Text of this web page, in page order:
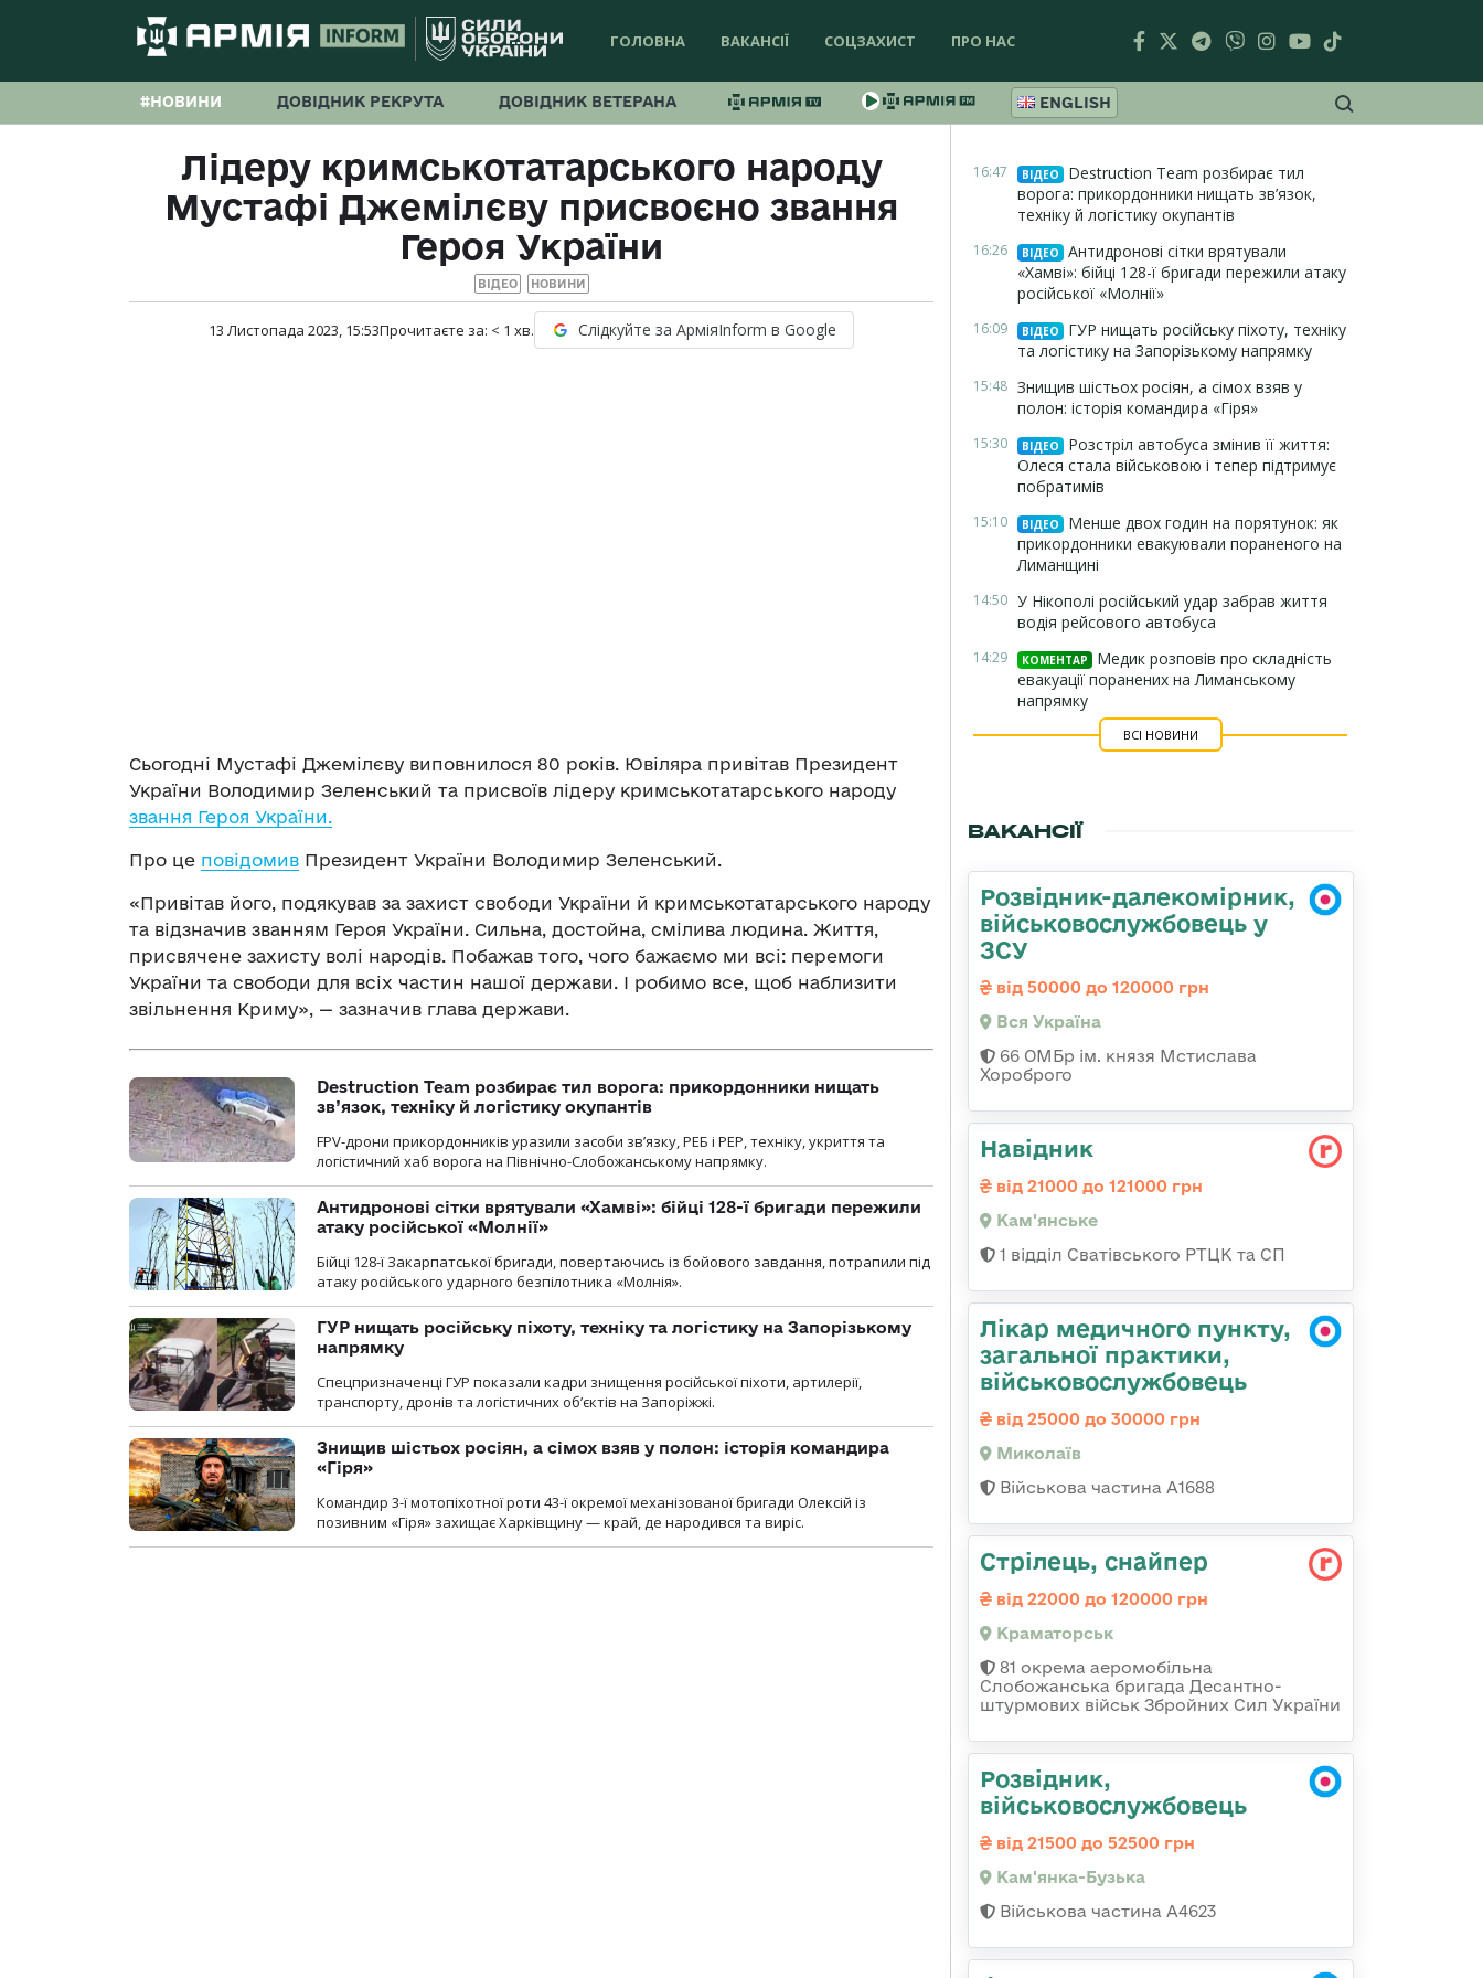
ГОЛОВНА ВАКАНСІЇ СОЦЗАХИСТ ПРО НАС
#НОВИНИ ДОВІДНИК РЕКРУТА ДОВІДНИК ВЕТЕРАНА ENGLISH
Лідеру кримськотатарського народу
Мустафі Джемілєву присвоєно звання
Героя України
ВІДЕО НОВИНИ
13 Листопада 2023, 15:53Прочитаєте за: < 1 хв. Слідкуйте за АрміяInform в Google
Сьогодні Мустафі Джемілєву виповнилося 80 років. Ювіляра привітав Президент
України Володимир Зеленський та присвоїв лідеру кримськотатарського народу
звання Героя України.
Про це повідомив Президент України Володимир Зеленський.
«Привітав його, подякував за захист свободи України й кримськотатарського народу
та відзначив званням Героя України. Сильна, достойна, смілива людина. Життя,
присвячене захисту волі народів. Побажав того, чого бажаємо ми всі: перемоги
України та свободи для всіх частин нашої держави. І робимо все, щоб наблизити
звільнення Криму», — зазначив глава держави.
Destruction Team розбирає тил ворога: прикордонники нищать
зв’язок, техніку й логістику окупантів
FPV-дрони прикордонників уразили засоби зв’язку, РЕБ і РЕР, техніку, укриття та
логістичний хаб ворога на Північно-Слобожанському напрямку.
Антидронові сітки врятували «Хамві»: бійці 128-ї бригади пережили
атаку російської «Молнії»
Бійці 128-ї Закарпатської бригади, повертаючись із бойового завдання, потрапили під
атаку російського ударного безпілотника «Молнія».
ГУР нищать російську піхоту, техніку та логістику на Запорізькому
напрямку
Спецпризначенці ГУР показали кадри знищення російської піхоти, артилерії,
транспорту, дронів та логістичних об’єктів на Запоріжжі.
Знищив шістьох росіян, а сімох взяв у полон: історія командира
«Гіря»
Командир 3-ї мотопіхотної роти 43-ї окремої механізованої бригади Олексій із
позивним «Гіря» захищає Харківщину — край, де народився та виріс.
16:47 ВІДЕО
Destruction Team розбирає тил
ворога: прикордонники нищать зв’язок,
техніку й логістику окупантів
16:26 ВІДЕО
Антидронові сітки врятували
«Хамві»: бійці 128-ї бригади пережили атаку
російської «Молнії»
16:09 ВІДЕО
ГУР нищать російську піхоту, техніку
та логістику на Запорізькому напрямку
15:48 Знищив шістьох росіян, а сімох взяв у
полон: історія командира «Гіря»
15:30 ВІДЕО
Розстріл автобуса змінив її життя:
Олеся стала військовою і тепер підтримує
побратимів
15:10 ВІДЕО
Менше двох годин на порятунок: як
прикордонники евакуювали пораненого на
Лиманщині
14:50 У Нікополі російський удар забрав життя
водія рейсового автобуса
14:29 КОМЕНТАР
Медик розповів про складність
евакуації поранених на Лиманському
напрямку
ВСІ НОВИНИ
ВАКАНСІЇ
Розвідник-далекомірник,
військовослужбовець у
ЗСУ
від 50000 до 120000 грн
Вся Україна
66 ОМБр ім. князя Мстислава
Хороброго
Навідник
від 21000 до 121000 грн
Кам'янське
1 відділ Сватівського РТЦК та СП
Лікар медичного пункту,
загальної практики,
військовослужбовець
від 25000 до 30000 грн
Миколаїв
Військова частина А1688
Стрілець, снайпер
від 22000 до 120000 грн
Краматорськ
81 окрема аеромобільна
Слобожанська бригада Десантно-
штурмових військ Збройних Сил України
Розвідник,
військовослужбовець
від 21500 до 52500 грн
Кам'янка-Бузька
Військова частина А4623